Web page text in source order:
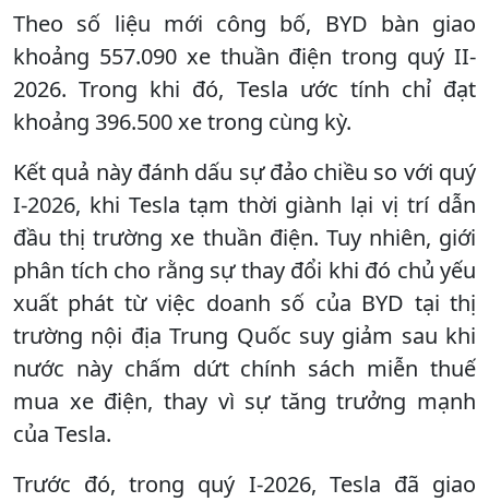
Theo số liệu mới công bố, BYD bàn giao
khoảng 557.090 xe thuần điện trong quý II-
2026. Trong khi đó, Tesla ước tính chỉ đạt
khoảng 396.500 xe trong cùng kỳ.
Kết quả này đánh dấu sự đảo chiều so với quý
I-2026, khi Tesla tạm thời giành lại vị trí dẫn
đầu thị trường xe thuần điện. Tuy nhiên, giới
phân tích cho rằng sự thay đổi khi đó chủ yếu
xuất phát từ việc doanh số của BYD tại thị
trường nội địa Trung Quốc suy giảm sau khi
nước này chấm dứt chính sách miễn thuế
mua xe điện, thay vì sự tăng trưởng mạnh
của Tesla.
Trước đó, trong quý I-2026, Tesla đã giao